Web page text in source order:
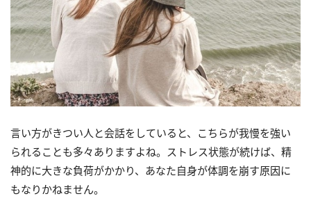
言い方がきつい人と会話をしていると、こちらが我慢を強い
られることも多々ありますよね。ストレス状態が続けば、精
神的に大きな負荷がかかり、あなた自身が体調を崩す原因に
もなりかねません。